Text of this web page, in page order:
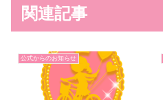
関連記事
公式からのお知らせ